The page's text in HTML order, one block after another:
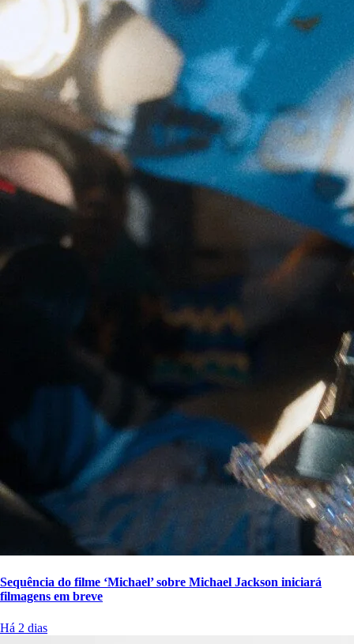
Sequência do filme ‘Michael’ sobre Michael Jackson iniciará
filmagens em breve
Há 2 dias